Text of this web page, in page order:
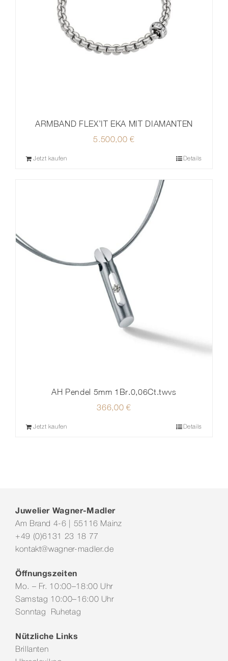
ARMBAND FLEX’IT EKA MIT DIAMANTEN
5.500,00€
Jetzt kaufen Details
AH Pendel 5mm 1Br.0,06Ct.twvs
366,00 €
Jetzt kaufen Details
Juwelier Wagner-Madler
Am Brand 4-6 | 55116 Mainz
+49 (0)6131 23 18 77
kontakt@wagner-madler.de
Öffnungszeiten
Mo. – Fr. 10:00–18:00 Uhr
Samstag 10:00–16:00 Uhr
Sonntag Ruhetag
Nützliche Links
Brillanten